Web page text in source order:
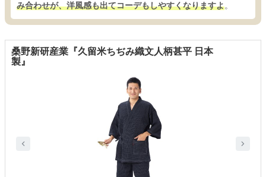
み合わせが、洋風感も出てコーデもしやすくなりますよ。
桑野新研産業『久留米ちぢみ織文人柄甚平 日本
製』